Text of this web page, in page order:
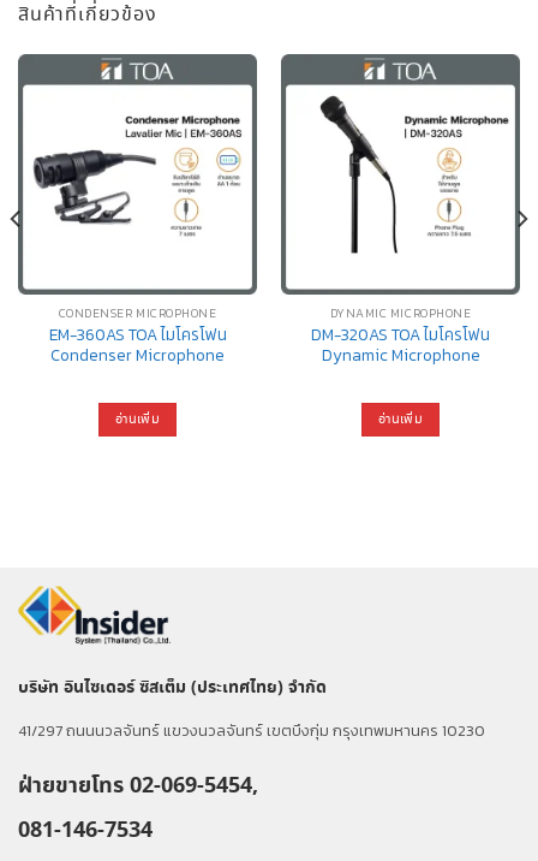
สินค้าที่เกี่ยวข้อง
CONDENSER MICROPHONE
EM-360AS TOA ไมโครโฟน
Condenser Microphone
อ่านเพิ่ม
DYNAMIC MICROPHONE
DM-320AS TOA ไมโครโฟน
Dynamic Microphone
อ่านเพิ่ม
บริษัท อินไซเดอร์ ซิสเต็ม (ประเทศไทย) จำกัด
41/297 ถนนนวลจันทร์ แขวงนวลจันทร์ เขตบึงกุ่ม กรุงเทพมหานคร 10230
ฝ่ายขายโทร 02-069-5454,
081-146-7534